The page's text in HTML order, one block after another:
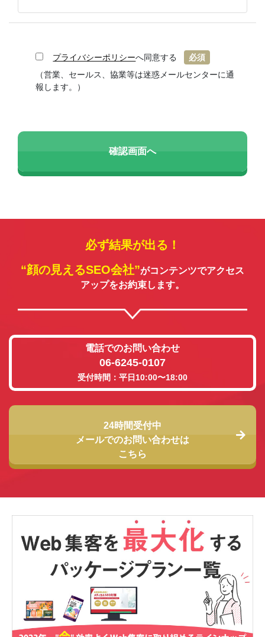
プライバシーポリシーへ同意する
必須
（営業、セールス、協業等は迷惑メールセンターに通
報します。）
必ず結果が出る！
“顔の見えるSEO会社”がコンテンツでアクセス
アップをお約束します。
電話でのお問い合わせ
06-6245-0107
受付時間：平日10:00〜18:00
24時間受付中
メールでのお問い合わせは
こちら